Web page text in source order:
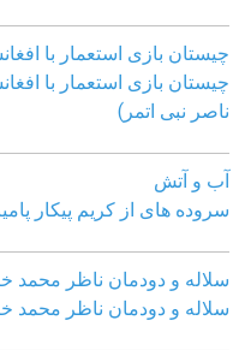
چیستان بازی استعمار با
چیستان بازی استعمار با
ناصر نبی اتمر)
آب و آتش
سروده های از کریم پیکار
سلاله و دودمان ناظر محمد
سلاله و دودمان ناظر محمد